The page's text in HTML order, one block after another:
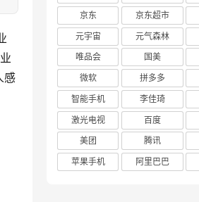
感
京东
京东超市
元宇宙
元气森林
唯品会
国美
微软
拼多多
智能手机
李佳琦
激光电视
百度
美团
腾讯
苹果手机
阿里巴巴